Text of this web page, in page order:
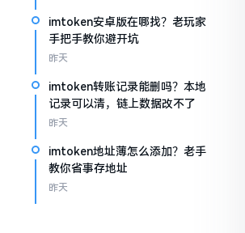
imtoken安卓版在哪找？老玩家
手把手教你避开坑
昨天
imtoken转账记录能删吗？本地
记录可以清，链上数据改不了
昨天
imtoken地址薄怎么添加？老手
教你省事存地址
昨天